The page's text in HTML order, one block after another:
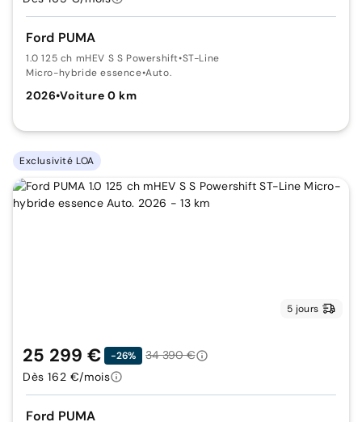
Ford PUMA
1.0 125 ch mHEV S S Powershift•ST-Line
Micro-hybride essence•Auto.
2026•Voiture 0 km
Exclusivité LOA
5 jours
Ford PUMA
25 299 € -26%
34 390 €
Dès 162 €/mois